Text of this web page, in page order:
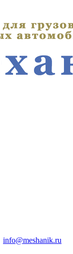
info@meshanik.ru